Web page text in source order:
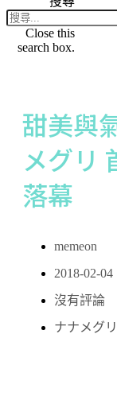
Close this
search box.
甜美與
メグリ
落幕
memeon
2018-02-04
沒有評論
ナナメグリ